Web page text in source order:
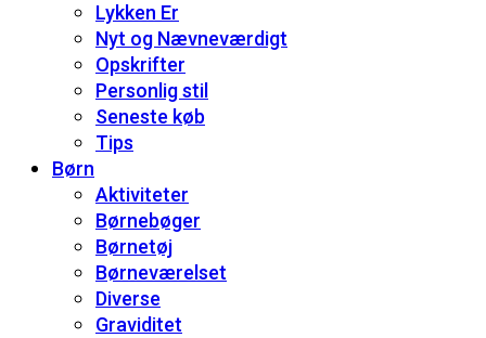
Lykken Er
Nyt og Nævneværdigt
Opskrifter
Personlig stil
Seneste køb
Tips
Børn
Aktiviteter
Børnebøger
Børnetøj
Børneværelset
Diverse
Graviditet